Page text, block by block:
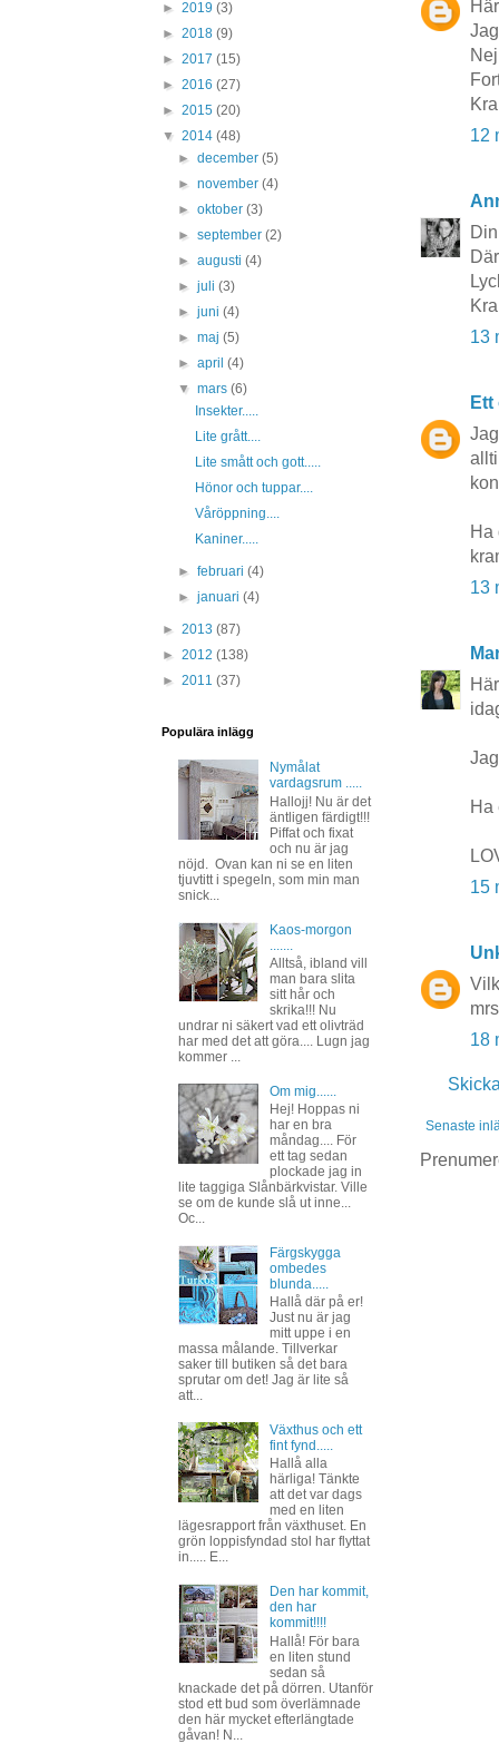
12
13
Ha
13
Ha
15
18
Senaste
► 2019 (3)
► 2018 (9)
► 2017 (15)
► 2016 (27)
► 2015 (20)
▼ 2014 (48)
►december(5)
►november(4)
►oktober(3)
►september(2)
►augusti(4)
►juli(3)
►juni(4)
►maj(5)
►april(4)
▼mars(6)
Insekter.....
Lite grått....
Lite smått och gott.....
Hönor och tuppar....
Våröppning....
Kaniner.....
►februari(4)
►januari(4)
► 2013 (87)
► 2012 (138)
► 2011 (37)
Populära inlägg
Nymålat
vardagsrum .....
Hallojj! Nu är det
äntligen färdigt!!!
Piffat och fixat
och nu är jag
nöjd. Ovan kan ni se en liten
tjuvtitt i spegeln, som min man
snick...
Kaos-morgon
Alltså, ibland vill
man bara slita
sitt hår och
skrika!!! Nu
undrar ni säkert vad ett olivträd
har med det att göra.... Lugn jag
kommer ...
Om mig......
Hej! Hoppas ni
har en bra
måndag.... För
ett tag sedan
plockade jag in
lite taggiga Slånbärkvistar. Ville
se om de kunde slå ut inne...
Oc...
Färgskygga
ombedes
blunda.....
Hallå där på er!
Just nu är jag
mitt uppe i en
massa målande. Tillverkar
saker till butiken så det bara
sprutar om det! Jag är lite så
att...
Växthus och ett
fint fynd.....
Hallå alla
härliga! Tänkte
att det var dags
med en liten
lägesrapport från växthuset. En
grön loppisfyndad stol har flyttat
in..... E...
Den har kommit,
den har
kommit!!!!
Hallå! För bara
en liten stund
sedan så
knackade det på dörren. Utanför
stod ett bud som överlämnade
den här mycket efterlängtade
gåvan! N...